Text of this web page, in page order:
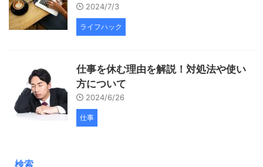
2024/7/3
ライフハック
仕事を休む理由を解説！対処法や使い
方について
2024/6/26
仕事
検索